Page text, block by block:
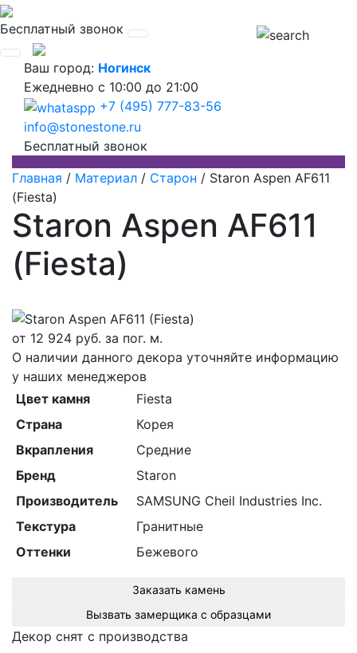
Бесплатный звонок
Ваш город: Ногинск
Ежедневно с 10:00 до 21:00
+7 (495) 777-83-56
info@stonestone.ru
Бесплатный звонок
Главная / Материал / Старон / Staron Aspen AF611
(Fiesta)
Staron Aspen AF611
(Fiesta)
от 12 924 руб. за пог. м.
О наличии данного декора уточняйте информацию
у наших менеджеров
Цвет камня
Fiesta
Страна
Корея
Вкрапления
Средние
Бренд
Staron
Производитель
SAMSUNG Cheil Industries Inc.
Текстура
Гранитные
Оттенки
Бежевого
Заказать камень
Вызвать замерщика с образцами
Декор снят с производства